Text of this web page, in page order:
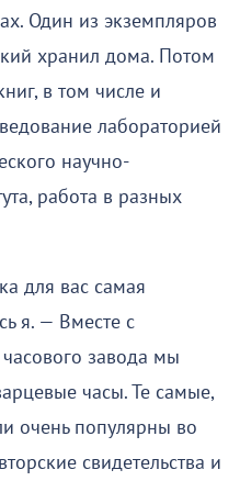
Один из экземпляров
хранил дома. Потом
в том числе и
лабораторией
научно-
работа в разных
для вас самая
я. — Вместе с
завода мы
часы. Те самые,
очень популярны во
свидетельства и